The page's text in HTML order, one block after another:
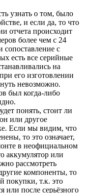
узнать о том, было
и если да, то что
отчета происходит
более чем с 24
сопоставление с
есть все серийные
на
его изготовлении
невозможно.
был когда-либо
понять, стоит ли
или другое
Если мы видим, что
то это означает,
в неофициальном
аккумулятор или
рассмотреть
компоненты, то
покупки, т.к. это
или после серьёзного